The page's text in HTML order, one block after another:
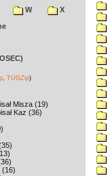
W
X
TUGZip)
Misza (19)
Kaz (36)
(16)